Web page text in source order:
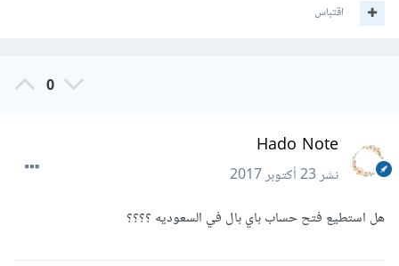
اقتباس
0
Hado Note
نشر23 أكتوبر 2017
هل استطيع فتح حساب باي بال في السعوديه ؟؟؟؟